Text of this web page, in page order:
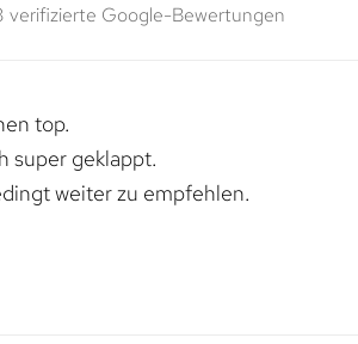
verifizierte Google-Bewertungen
top.
super geklappt.
weiter zu empfehlen.